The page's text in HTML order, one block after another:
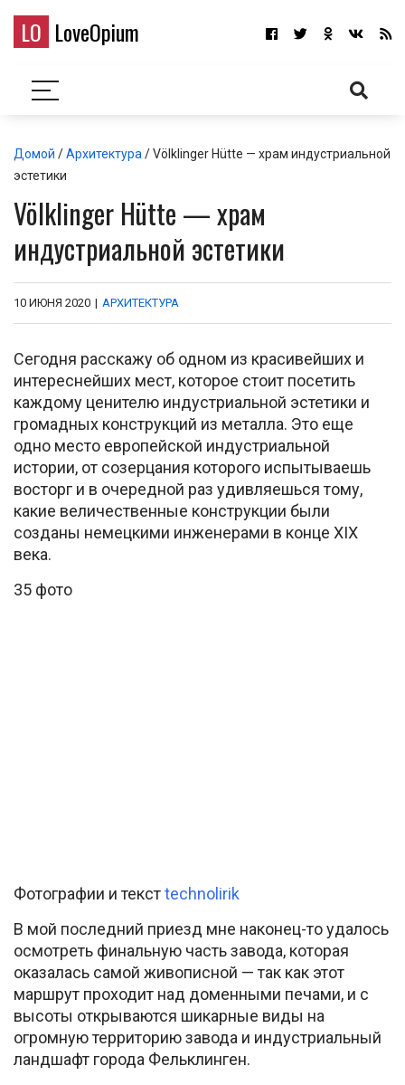
LO LoveOpium
Домой /Архитектура / Völklinger Hütte — храм индустриальной
эстетики
Völklinger Hütte — храм
индустриальной эстетики
10 ИЮНЯ 2020 | АРХИТЕКТУРА
Сегодня расскажу об одном из красивейших и
интереснейших мест, которое стоит посетить
каждому ценителю индустриальной эстетики и
громадных конструкций из металла. Это еще
одно место европейской индустриальной
истории, от созерцания которого испытываешь
восторг и в очередной раз удивляешься тому,
какие величественные конструкции были
созданы немецкими инженерами в конце XIX
века.
35 фото
Фотографии и текстtechnolirik
В мой последний приезд мне наконец-то удалось
осмотреть финальную часть завода, которая
оказалась самой живописной — так как этот
маршрут проходит над доменными печами, и с
высоты открываются шикарные виды на
огромную территорию завода и индустриальный
ландшафт города Фельклинген.